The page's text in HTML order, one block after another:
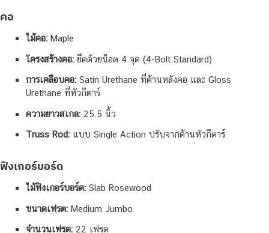
คอ
ไม้คอ:Maple
โครงสร้างคอ:ยึดด้วยน็อต 4 จุด (4-Bolt Standard)
การเคลือบคอ:Satin Urethane ที่ด้านหลังคอ และ Gloss
Urethane ที่หัวกีตาร์
ความยาวสเกล:25.5 นิ้ว
Truss Rod:แบบ Single Action ปรับจากด้านหัวกีตาร์
ฟิงเกอร์บอร์ด
ไม้ฟิงเกอร์บอร์ด:Slab Rosewood
ขนาดเฟรต:Medium Jumbo
จำนวนเฟรต:22 เฟรต